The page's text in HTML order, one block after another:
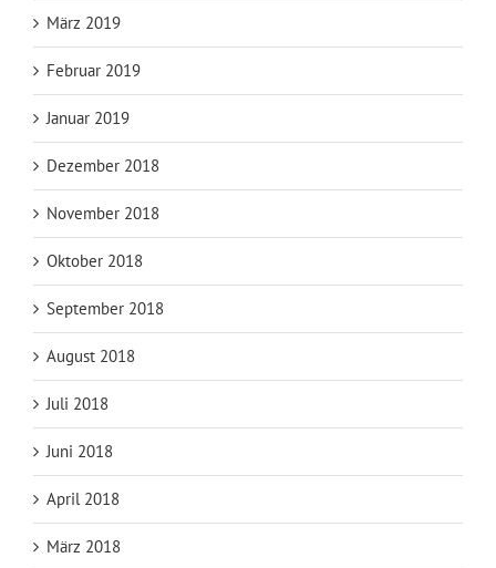
März 2019
Februar 2019
Januar 2019
Dezember 2018
November 2018
Oktober 2018
September 2018
August 2018
Juli 2018
Juni 2018
April 2018
März 2018